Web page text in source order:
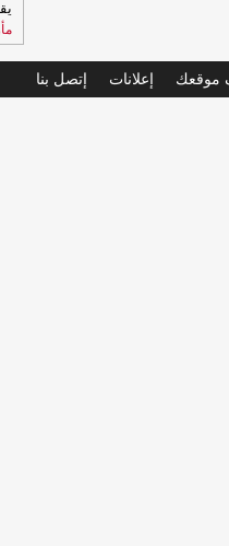
موقعك إعلانات إتصل بنا